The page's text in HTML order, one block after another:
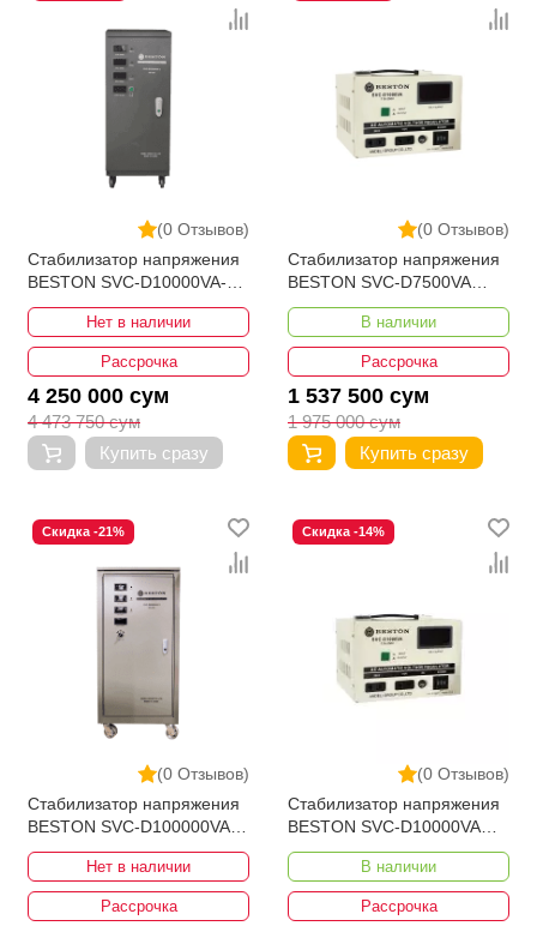
(0 Отзывов)
Стабилизатор напряжения
BESTON SVC-D10000VA-3
190-430V
Нет в наличии
Рассрочка
4 250 000 сум
4 473 750 сум
Купить сразу
(0 Отзывов)
Стабилизатор напряжения
BESTON SVC-D7500VA
110-250V Bypass
В наличии
Рассрочка
1 537 500 сум
1 975 000 сум
Купить сразу
(0 Отзывов)
Скидка -21%
Стабилизатор напряжения
BESTON SVC-D100000VA-3
280-430V
Нет в наличии
Рассрочка
(0 Отзывов)
Скидка -14%
Стабилизатор напряжения
BESTON SVC-D10000VA
110-250V Bypass
В наличии
Рассрочка